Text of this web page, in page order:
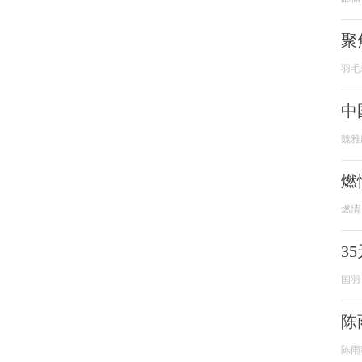
聚
羽
中
魏
燃
燃情
国羽
陈
陈